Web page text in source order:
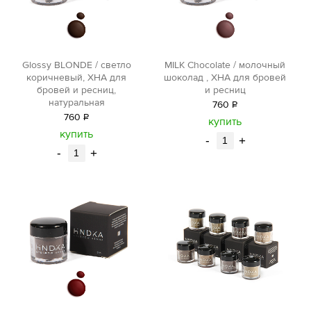
Glossy BLONDE / светло
коричневый, ХНА для
бровей и ресниц,
натуральная
760 Р
уб.
купить
- +
MILK Chocolate / молочный
шоколад , ХНА для бровей
и ресниц
760 Р
уб.
купить
- +